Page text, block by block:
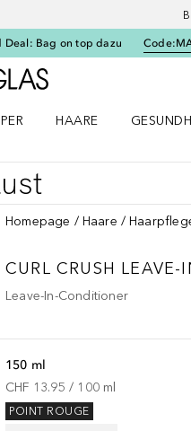
Deal: Bag on top dazu Code:
Zur Douglas Startseite
HAARE
Homepage Haare
CURL CRUSH LEAVE-
Leave-In-Conditioner
150 ml
CHF 13.95 / 100 ml
POINT ROUGE